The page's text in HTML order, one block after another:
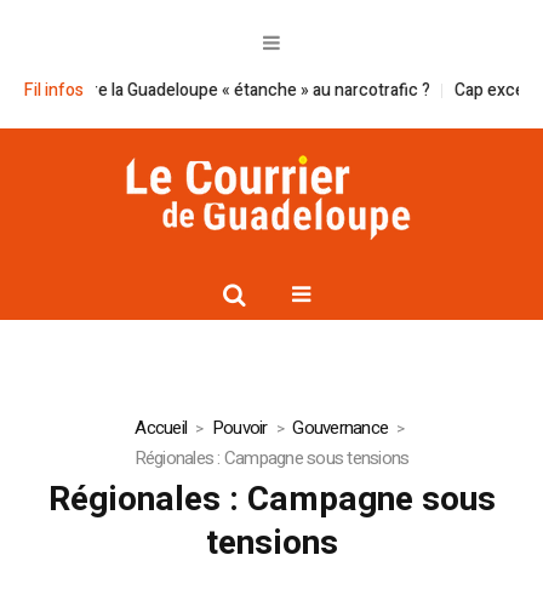
Fil infos
Guadeloupe « étanche » au narcotrafic ? Cap excellence et le
Accueil Pouvoir
Gouvernance
Régionales : Campagne sous tensions
Régionales : Campagne sous
tensions